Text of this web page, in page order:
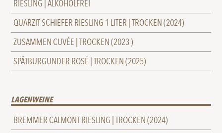
RIESLING | ALKOHOLFREI
QUARZIT SCHIEFER RIESLING 1 LITER | TROCKEN (2024)
ZUSAMMEN CUVÉE | TROCKEN (2023 )
SPÄTBURGUNDER ROSÉ | TROCKEN (2025)
LAGENWEINE
BREMMER CALMONT RIESLING | TROCKEN (2024)